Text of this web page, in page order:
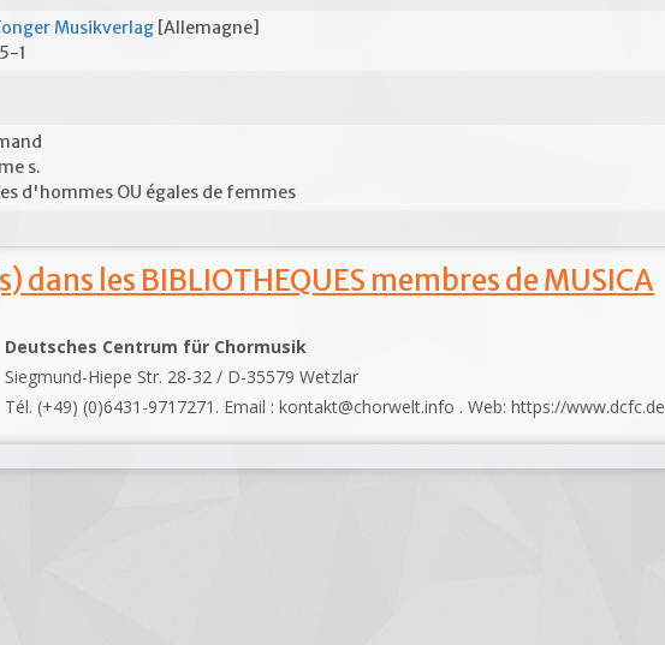
Musikverlag [Allemagne]
1
s.
d'hommes OU égales de femmes
dans les BIBLIOTHEQUES membres de MUSICA
Deutsches Centrum für Chormusik
Siegmund-Hiepe Str. 28-32 / D-35579 Wetzlar
Tél. (+49) (0)6431-9717271. Email : kontakt@chorwelt.info . Web: https://www.dcfc.de